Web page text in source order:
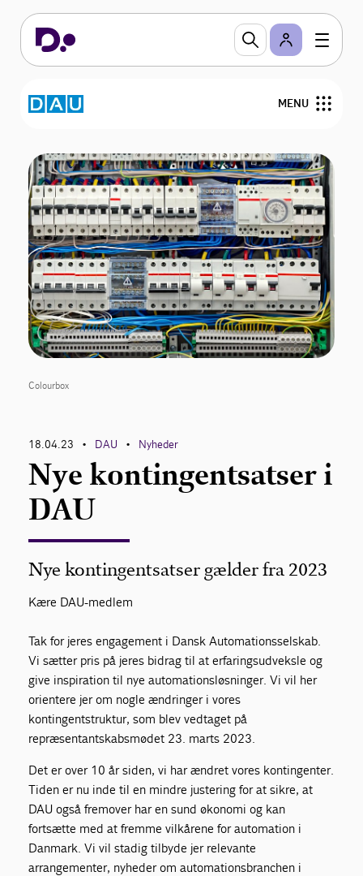
MENU
Om DAu
Nyheder
Medlemmer
Bestyrelsen
Arrangementer
Webinarer
Netværk
English
Colourbox
18.04.23 • DAU • Nyheder
Nye kontingentsatser i
DAU
Nye kontingentsatser gælder fra 2023
Kære DAU-medlem
Tak for jeres engagement i Dansk Automationsselskab.
Vi sætter pris på jeres bidrag til at erfaringsudveksle og
give inspiration til nye automationsløsninger. Vi vil her
orientere jer om nogle ændringer i vores
kontingentstruktur, som blev vedtaget på
repræsentantskabsmødet 23. marts 2023.
Det er over 10 år siden, vi har ændret vores kontingenter.
Tiden er nu inde til en mindre justering for at sikre, at
DAU også fremover har en sund økonomi og kan
fortsætte med at fremme vilkårene for automation i
Danmark. Vi vil stadig tilbyde jer relevante
arrangementer, nyheder om automationsbranchen i